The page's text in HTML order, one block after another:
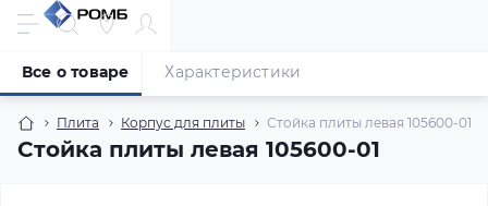
Плита Корпус для плиты Стойка плиты левая 105600-01
Стойка плиты левая 105600-01
Все о товаре Характеристики